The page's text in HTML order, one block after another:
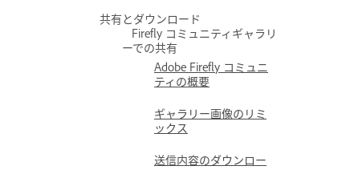
共有とダウンロード
Firefly コミュニティギャラリ
ーでの共有
Adobe Firefly コミュニ
ティの概要
ギャラリー画像のリミ
ックス
送信内容のダウンロー